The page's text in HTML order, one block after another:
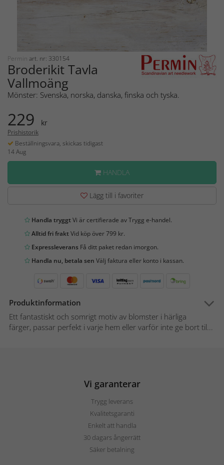
Permin art. nr: 330154
Broderikit Tavla
Vallmoäng
Mönster: Svenska, norska, danska, finska och tyska.
229 kr
Prishistorik
Beställningsvara, skickas tidigast
14 Aug
HANDLA
Lägg till i favoriter
Handla tryggtVi är certifierade av Trygg e-handel.
Alltid fri fraktVid köp över 799 kr.
Expressleverans Få ditt paket redan imorgon.
Handla nu, betala sen Välj faktura eller konto i kassan.
Produktinformation
Ett fantastiskt och somrigt motiv av blomster i härliga
färger, passar perfekt i varje hem eller varför inte ge bort til...
Vi garanterar
Trygg leverans
Kvalitetsgaranti
Enkelt att handla
30 dagars ångerrätt
Säker betalning